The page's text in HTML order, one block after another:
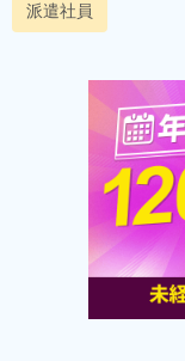
派遣社員